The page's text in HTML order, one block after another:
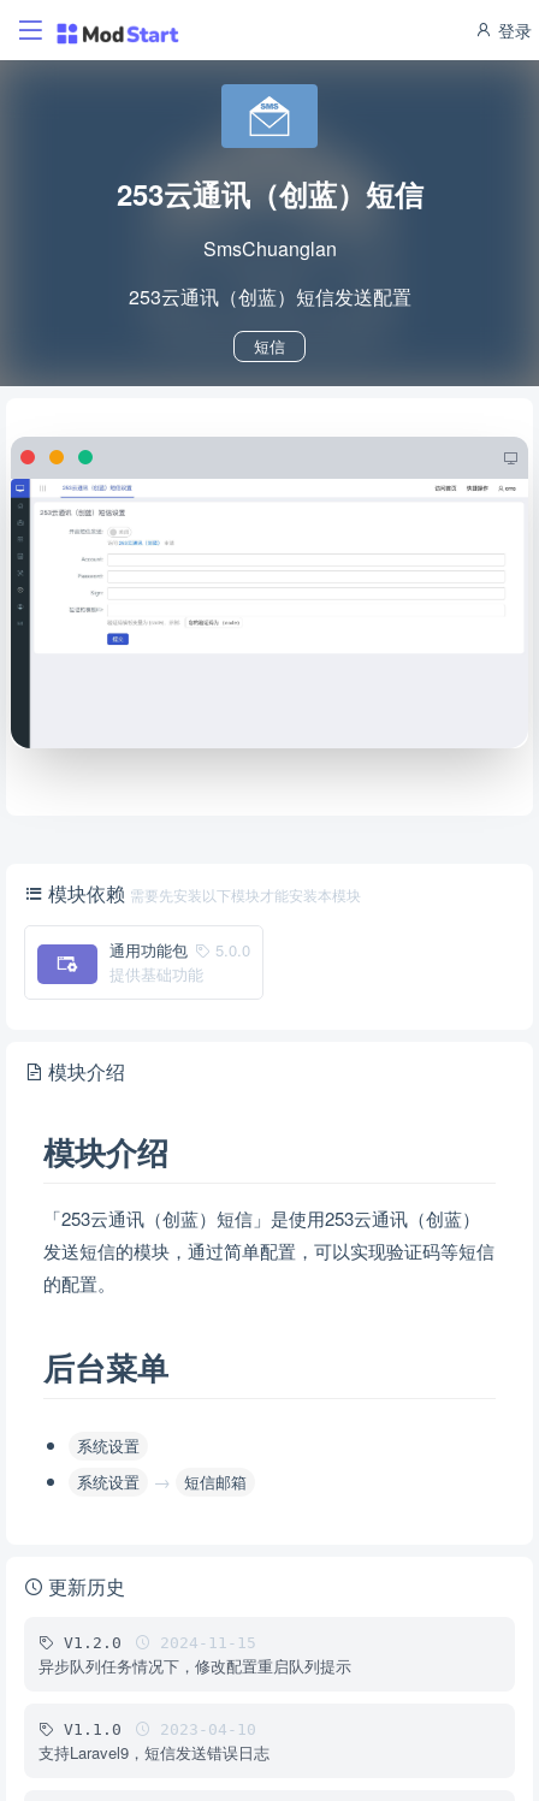
登录
253云通讯（创蓝）短信
SmsChuanglan
253云通讯（创蓝）短信发送配置
短信
模块依赖 需要先安装以下模块才能安装本模块
5.0.0
通用功能包
提供基础功能
模块介绍
模块介绍
「253云通讯（创蓝）短信」是使用253云通讯（创蓝）
发送短信的模块，通过简单配置，可以实现验证码等短信
的配置。
后台菜单
系统设置
系统设置
→ 短信邮箱
更新历史
V1.2.0 2024-11-15
异步队列任务情况下，修改配置重启队列提示
V1.1.0 2023-04-10
支持Laravel9，短信发送错误日志